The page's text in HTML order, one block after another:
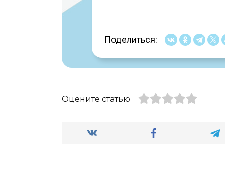
Поделиться:
Оцените статью